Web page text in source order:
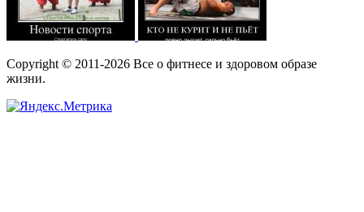
Copyright © 2011-2026 Все о фитнесе и здоровом образе
жизни.